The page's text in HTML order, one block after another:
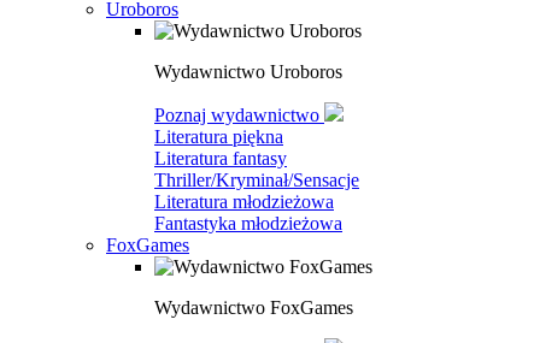
Uroboros
Wydawnictwo Uroboros
Poznaj wydawnictwo
Literatura piękna
Literatura fantasy
Thriller/Kryminał/Sensacje
Literatura młodzieżowa
Fantastyka młodzieżowa
FoxGames
Wydawnictwo FoxGames